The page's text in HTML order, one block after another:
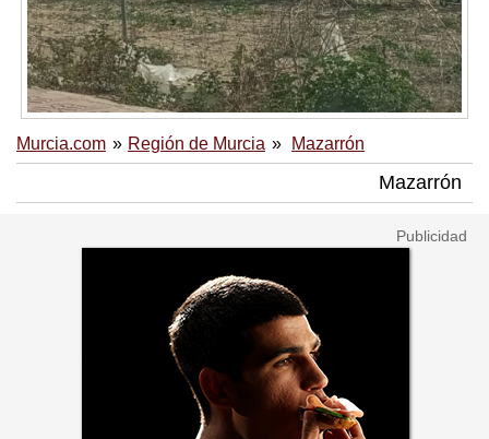
Murcia.com Región de Murcia Mazarrón
Mazarrón